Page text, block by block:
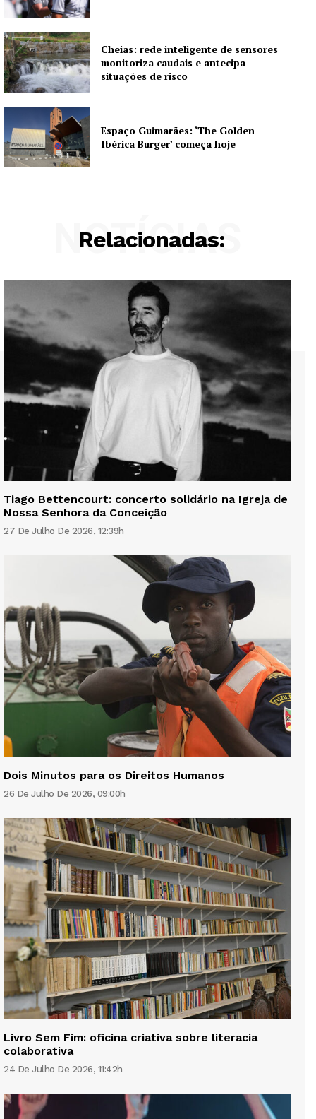
Cheias: rede inteligente de sensores
monitoriza caudais e antecipa
situações de risco
Espaço Guimarães: ‘The Golden
Ibérica Burger’ começa hoje
Relacionadas:
NOTÍCIAS
Tiago Bettencourt: concerto solidário na Igreja de
Nossa Senhora da Conceição
27 De Julho De 2026, 12:39h
Dois Minutos para os Direitos Humanos
26 De Julho De 2026, 09:00h
Livro Sem Fim: oficina criativa sobre literacia
colaborativa
24 De Julho De 2026, 11:42h